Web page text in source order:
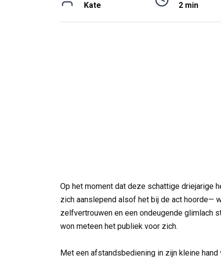
Kate 2 min
Op het moment dat deze schattige driejarige
zich aanslepend alsof het bij de act hoorde—
zelfvertrouwen en een ondeugende glimlach
won meteen het publiek voor zich.
Met een afstandsbediening in zijn kleine